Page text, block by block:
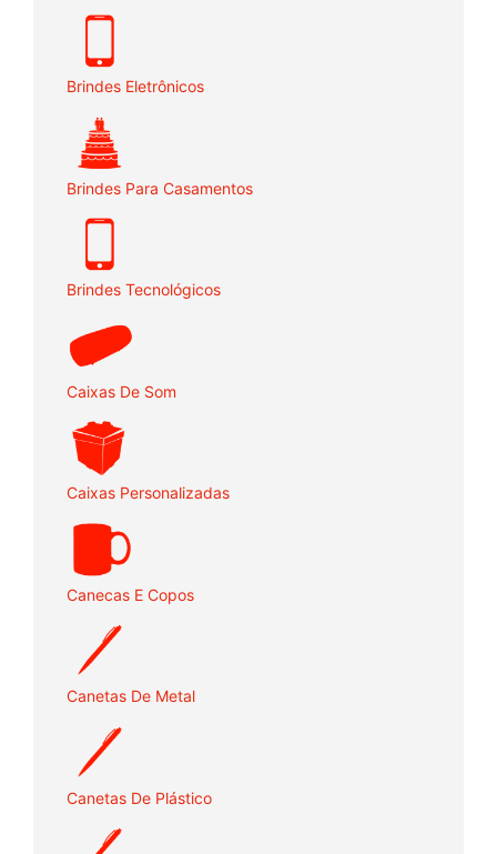
Brindes Eletrônicos
Brindes Para Casamentos
Brindes Tecnológicos
Caixas De Som
Caixas Personalizadas
Canecas E Copos
Canetas De Metal
Canetas De Plástico